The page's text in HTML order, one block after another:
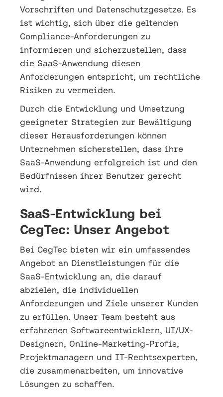
Vorschriften und Datenschutzgesetze. Es
ist wichtig, sich über die geltenden
Compliance-Anforderungen zu
informieren und sicherzustellen, dass
die SaaS-Anwendung diesen
Anforderungen entspricht, um rechtliche
Risiken zu vermeiden.
Durch die Entwicklung und Umsetzung
geeigneter Strategien zur Bewältigung
dieser Herausforderungen können
Unternehmen sicherstellen, dass ihre
SaaS-Anwendung erfolgreich ist und den
Bedürfnissen ihrer Benutzer gerecht
wird.
SaaS-Entwicklung bei
CegTec: Unser Angebot
Bei CegTec bieten wir ein umfassendes
Angebot an Dienstleistungen für die
SaaS-Entwicklung an, die darauf
abzielen, die individuellen
Anforderungen und Ziele unserer Kunden
zu erfüllen. Unser Team besteht aus
erfahrenen Softwareentwicklern, UI/UX-
Designern, Online-Marketing-Profis,
Projektmanagern und IT-Rechtsexperten,
die zusammenarbeiten, um innovative
Lösungen zu schaffen.